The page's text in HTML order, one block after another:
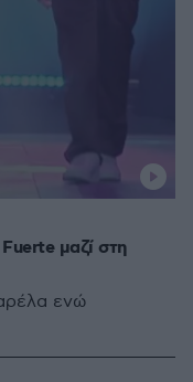
μαζί στη
ενώ